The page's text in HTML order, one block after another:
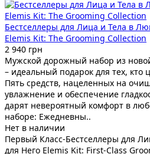
Бестселлеры для Лица и Тела в
Elemis Kit: The Grooming Collection
2 940 грн
Мужской дорожный набор из
– идеальный подарок для тех, кто
Пять средств, нацеленных на
увлажнение и обеспечение
дарят невероятный комфорт в
наборе: Ежедневны..
Нет в наличии
Первый Класс-Бестселлеры для
для Него Elemis Kit: First-Class